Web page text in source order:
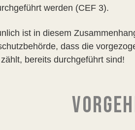
werden (CEF 3).
ist in diesem
dass die
bereits durchgeführt sind!